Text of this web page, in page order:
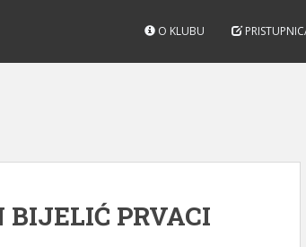
O KLUBU
BIJELIĆ PRVACI